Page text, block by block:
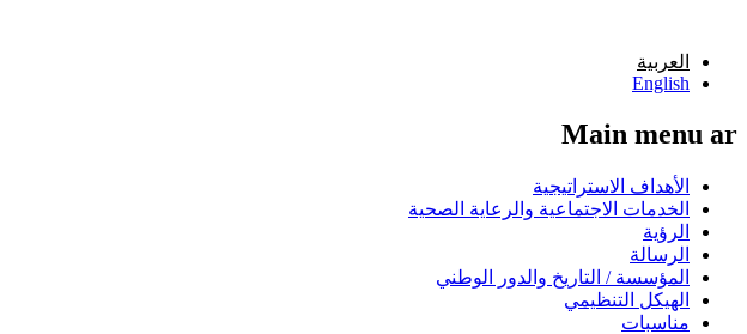
العربية
English
Main menu ar
الأهداف الاستراتيجية
الخدمات الاجتماعية والرعاية الصحية
الرؤية
الرسالة
المؤسسة / التاريخ والدور الوطني
الهيكل التنظيمي
مناسبات